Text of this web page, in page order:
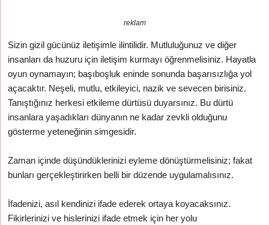
reklam
Sizin gizil gücünüz iletişimle ilintilidir. Mutluluğunuz ve diğer
insanları da huzuru için iletişim kurmayı öğrenmelisiniz. Hayatla
oyun oynamayın; başıboşluk eninde sonunda başarısızlığa yol
açacaktır. Neşeli, mutlu, etkileyici, nazik ve sevecen birisiniz.
Tanıştığınız herkesi etkileme dürtüsü duyarsınız. Bu dürtü
insanlara yaşadıkları dünyanın ne kadar zevkli olduğunu
gösterme yeteneğinin simgesidir.
Zaman içinde düşündüklerinizi eyleme dönüştürmelisiniz; fakat
bunları gerçekleştirirken belli bir düzende uygulamalısınız.
İfadenizi, asıl kendinizi ifade ederek ortaya koyacaksınız.
Fikirlerinizi ve hislerinizi ifade etmek için her yolu